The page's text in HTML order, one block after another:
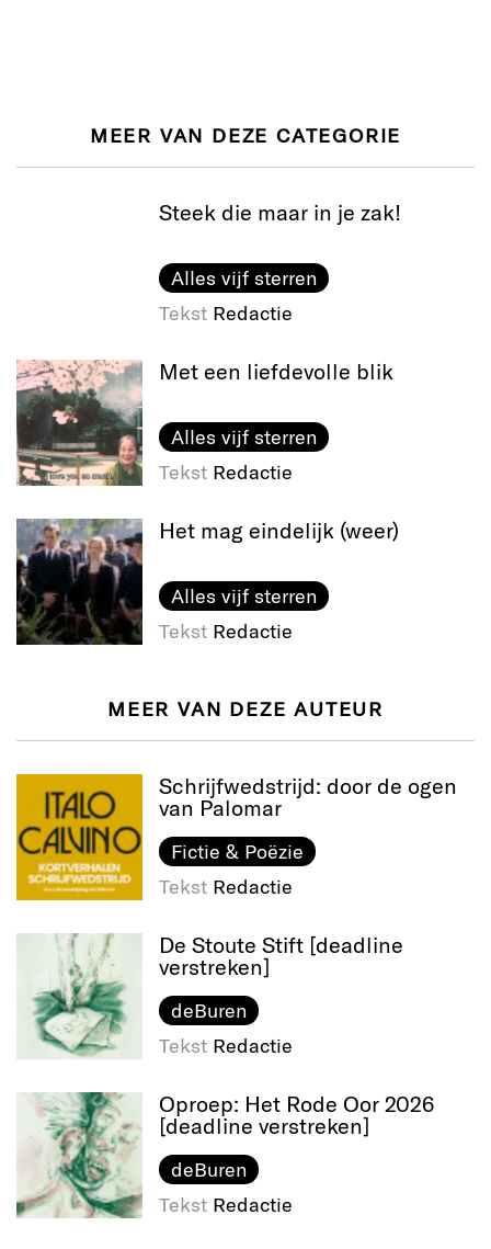
MEER VAN DEZE CATEGORIE
Steek die maar in je zak!
Alles vijf sterren
Tekst Redactie
Met een liefdevolle blik
Alles vijf sterren
Tekst Redactie
Het mag eindelijk (weer)
Alles vijf sterren
Tekst Redactie
MEER VAN DEZE AUTEUR
Schrijfwedstrijd: door de ogen
van Palomar
Fictie & Poëzie
Tekst Redactie
De Stoute Stift [deadline
verstreken]
deBuren
Tekst Redactie
Oproep: Het Rode Oor 2026
[deadline verstreken]
deBuren
Tekst Redactie